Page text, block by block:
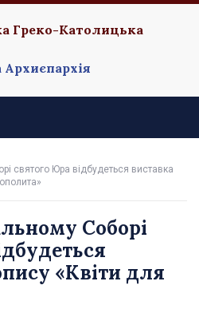
Греко-Католицька
Архиєпархія
святого Юра відбудеться виставка
Соборі
«Квіти для